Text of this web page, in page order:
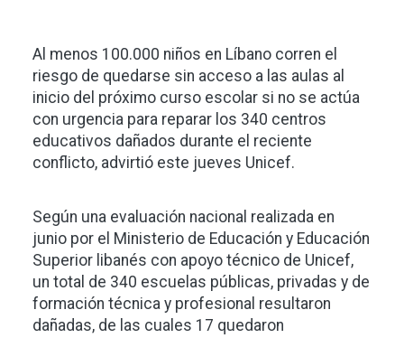
Al menos 100.000 niños en Líbano corren el
riesgo de quedarse sin acceso a las aulas al
inicio del próximo curso escolar si no se actúa
con urgencia para reparar los 340 centros
educativos dañados durante el reciente
conflicto, advirtió este jueves Unicef.
Según una evaluación nacional realizada en
junio por el Ministerio de Educación y Educación
Superior libanés con apoyo técnico de Unicef,
un total de 340 escuelas públicas, privadas y de
formación técnica y profesional resultaron
dañadas, de las cuales 17 quedaron